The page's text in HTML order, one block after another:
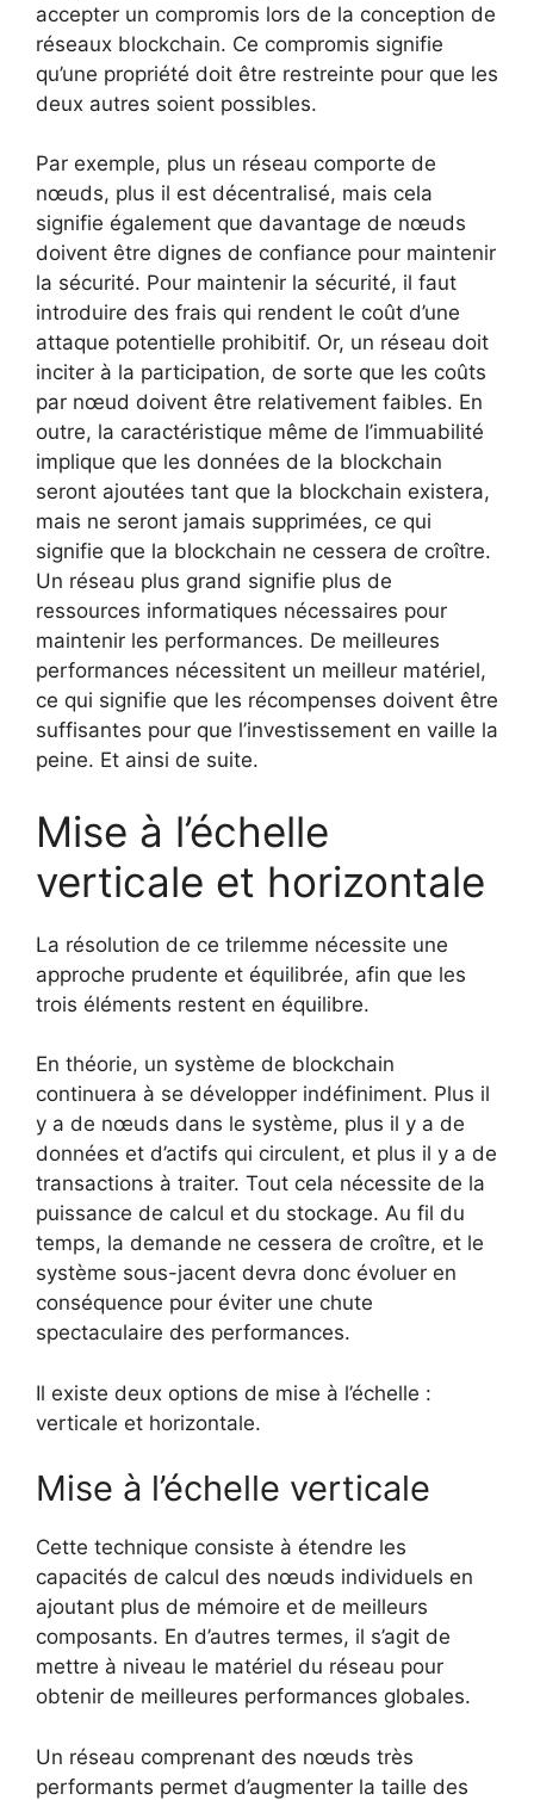
accepter un compromis lors de la conception de
réseaux blockchain. Ce compromis signifie
qu’une propriété doit être restreinte pour que les
deux autres soient possibles.
Par exemple, plus un réseau comporte de
nœuds, plus il est décentralisé, mais cela
signifie également que davantage de nœuds
doivent être dignes de confiance pour maintenir
la sécurité. Pour maintenir la sécurité, il faut
introduire des frais qui rendent le coût d’une
attaque potentielle prohibitif. Or, un réseau doit
inciter à la participation, de sorte que les coûts
par nœud doivent être relativement faibles. En
outre, la caractéristique même de l’immuabilité
implique que les données de la blockchain
seront ajoutées tant que la blockchain existera,
mais ne seront jamais supprimées, ce qui
signifie que la blockchain ne cessera de croître.
Un réseau plus grand signifie plus de
ressources informatiques nécessaires pour
maintenir les performances. De meilleures
performances nécessitent un meilleur matériel,
ce qui signifie que les récompenses doivent être
suffisantes pour que l’investissement en vaille la
peine. Et ainsi de suite.
Mise à l’échelle
verticale et horizontale
La résolution de ce trilemme nécessite une
approche prudente et équilibrée, afin que les
trois éléments restent en équilibre.
En théorie, un système de blockchain
continuera à se développer indéfiniment. Plus il
y a de nœuds dans le système, plus il y a de
données et d’actifs qui circulent, et plus il y a de
transactions à traiter. Tout cela nécessite de la
puissance de calcul et du stockage. Au fil du
temps, la demande ne cessera de croître, et le
système sous-jacent devra donc évoluer en
conséquence pour éviter une chute
spectaculaire des performances.
Il existe deux options de mise à l’échelle :
verticale et horizontale.
Mise à l’échelle verticale
Cette technique consiste à étendre les
capacités de calcul des nœuds individuels en
ajoutant plus de mémoire et de meilleurs
composants. En d’autres termes, il s’agit de
mettre à niveau le matériel du réseau pour
obtenir de meilleures performances globales.
Un réseau comprenant des nœuds très
performants permet d’augmenter la taille des